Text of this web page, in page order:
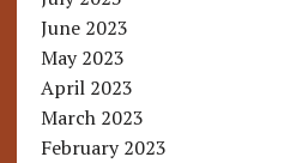
June 2023
May 2023
April 2023
March 2023
February 2023